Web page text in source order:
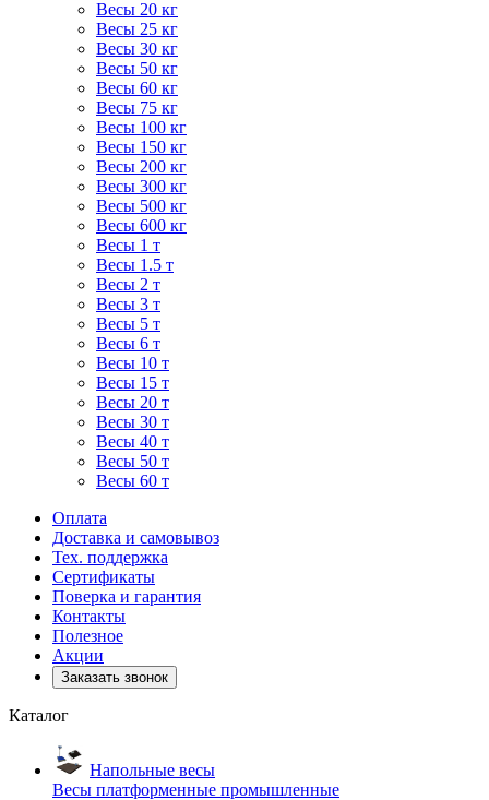
Весы 20 кг
Весы 25 кг
Весы 30 кг
Весы 50 кг
Весы 60 кг
Весы 75 кг
Весы 100 кг
Весы 150 кг
Весы 200 кг
Весы 300 кг
Весы 500 кг
Весы 600 кг
Весы 1 т
Весы 1.5 т
Весы 2 т
Весы 3 т
Весы 5 т
Весы 6 т
Весы 10 т
Весы 15 т
Весы 20 т
Весы 30 т
Весы 40 т
Весы 50 т
Весы 60 т
Оплата
Доставка и самовывоз
Тех. поддержка
Сертификаты
Поверка и гарантия
Контакты
Полезное
Акции
Заказать звонок
Каталог
Напольные весы
Весы платформенные промышленные